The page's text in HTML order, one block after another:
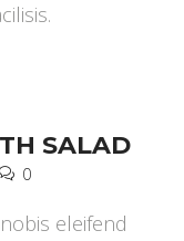
SALAD
0
eleifend